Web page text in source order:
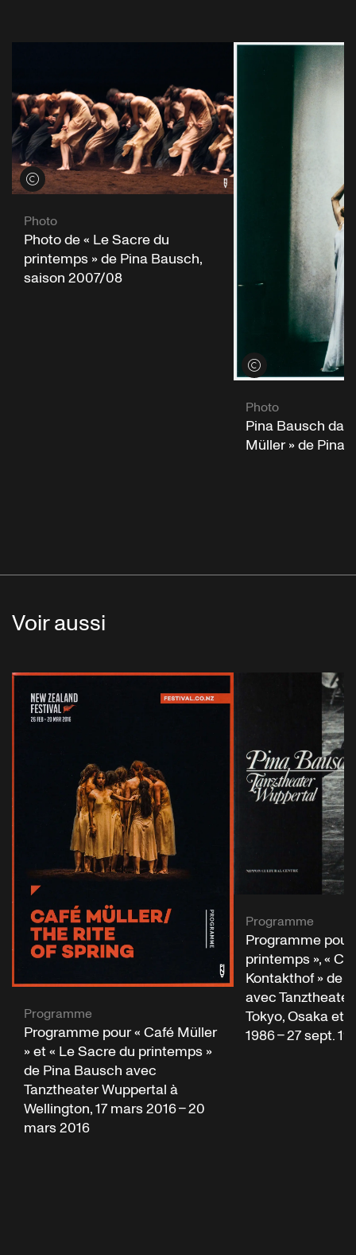
Voir les crédits
Photo
Photo de « Le Sacre du
printemps » de Pina Bausch,
saison 2007/08
Voir les crédits
Photo
Pina Bausch
Müller » de Pina
Voir aussi
Programme
Programme pour « Café Müller
» et « Le Sacre du printemps »
de Pina Bausch avec
Tanztheater Wuppertal à
Wellington, 17 mars 2016 – 20
mars 2016
Programme
Programme
printemps », «
Kontakthof » de
avec
Tokyo, Osaka et
1986 – 27 sept.